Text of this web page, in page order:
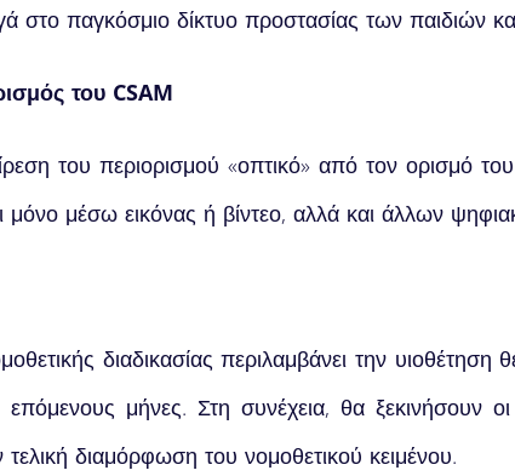
στο παγκόσμιο δίκτυο προστασίας των παιδιών
του CSAM
του περιορισμού «οπτικό» από τον ορισμό
μόνο μέσω εικόνας ή βίντεο, αλλά και άλλων
διαδικασίας περιλαμβάνει την
μήνες. Στη συνέχεια, θα ξεκινήσουν
διαμόρφωση του νομοθετικού κειμένου.